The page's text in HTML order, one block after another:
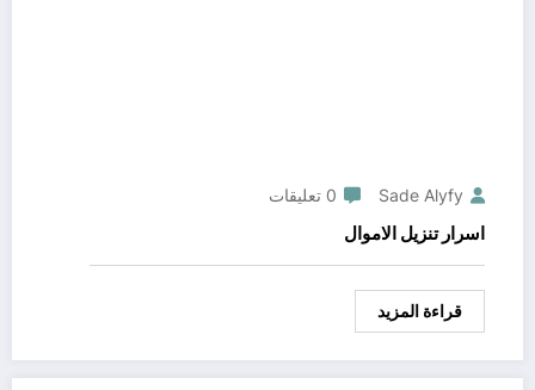
Sade Alyfy 0 تعليقات
اسرار تنزيل الاموال
قراءة المزيد